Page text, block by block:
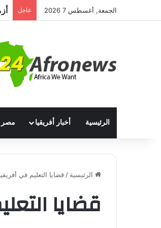
الجمعة, أغسطس 7 2026 عاجل
الرئيسية أخبار أفريقيا مصر
الرئيسية / قضايا التعليم في
قضايا